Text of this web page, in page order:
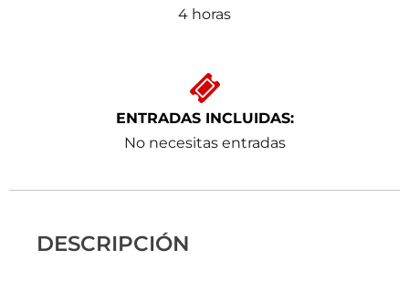
4 horas
ENTRADAS INCLUIDAS:
No necesitas entradas
DESCRIPCIÓN